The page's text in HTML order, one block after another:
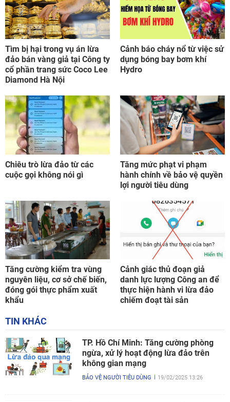
Tìm bị hại trong vụ án lừa
đảo bán vàng giả tại Công ty
cổ phần trang sức Coco Lee
Diamond Hà Nội
Cảnh báo cháy nổ từ việc sử
dụng bóng bay bơm khí
Hydro
Chiêu trò lừa đảo từ các
cuộc gọi không nói gì
Tăng mức phạt vi phạm
hành chính về bảo vệ quyền
lợi người tiêu dùng
Tăng cường kiểm tra vùng
nguyên liệu, cơ sở chế biến,
đóng gói thực phẩm xuất
khẩu
Cảnh giác thủ đoạn giả
danh lực lượng Công an để
thực hiện hành vi lừa đảo
chiếm đoạt tài sản
TIN KHÁC
TP. Hồ Chí Minh: Tăng cường phòng
ngừa, xử lý hoạt động lừa đảo trên
không gian mạng
BẢO VỆ NGƯỜI TIÊU DÙNG 19/02/2025 13:26